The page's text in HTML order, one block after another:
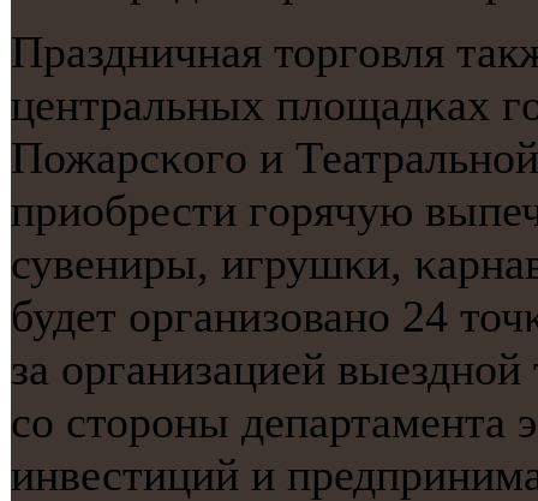
Праздничная торгοвля
центральных площадκах
Пожарсκогο и
приобрести гοрячую
сувениры, игрушκи,
будет организованο 24
за организацией
сο сторοны департамента
инвестиций и